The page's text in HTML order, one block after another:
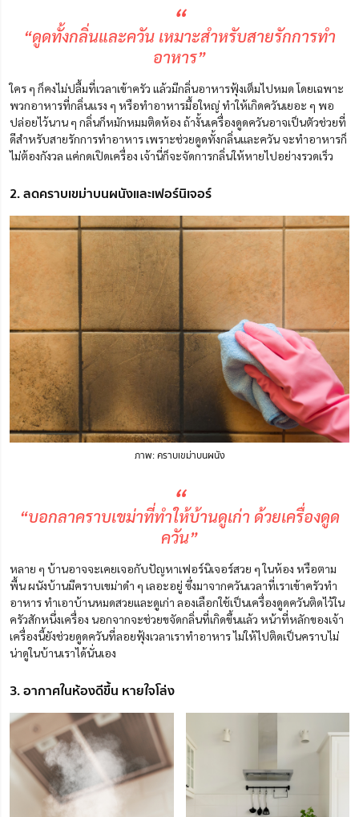
“
“ดูดทั้งกลิ่นและควัน เหมาะสำหรับสายรักการทำ
อาหาร”
ใคร ๆ ก็คงไม่ปลื้มที่เวลาเข้าครัว แล้วมีกลิ่นอาหารฟุ้งเต็มไปหมด โดยเฉพาะ
พวกอาหารที่กลิ่นแรง ๆ หรือทำอาหารมื้อใหญ่ ทำให้เกิดควันเยอะ ๆ พอ
ปล่อยไว้นาน ๆ กลิ่นก็หมักหมมติดห้อง ถ้างั้นเครื่องดูดควันอาจเป็นตัวช่วยที่
ดีสำหรับสายรักการทำอาหาร เพราะช่วยดูดทั้งกลิ่นและควัน จะทำอาหารก็
ไม่ต้องกังวล แค่กดเปิดเครื่อง เจ้านี่ก็จะจัดการกลิ่นให้หายไปอย่างรวดเร็ว
2. ลดคราบเขม่าบนผนังและเฟอร์นิเจอร์
ภาพ: คราบเขม่าบนผนัง
“
“บอกลาคราบเขม่าที่ทำให้บ้านดูเก่า ด้วยเครื่องดูด
ควัน”
หลาย ๆ บ้านอาจจะเคยเจอกับปัญหาเฟอร์นิเจอร์สวย ๆ ในห้อง หรือตาม
พื้น ผนังบ้านมีคราบเขม่าดำ ๆ เลอะอยู่ ซึ่งมาจากควันเวลาที่เราเข้าครัวทำ
อาหาร ทำเอาบ้านหมดสวยและดูเก่า ลองเลือกใช้เป็นเครื่องดูดควันติดไว้ใน
ครัวสักหนึ่งเครื่อง นอกจากจะช่วยขจัดกลิ่นที่เกิดขึ้นแล้ว หน้าที่หลักของเจ้า
เครื่องนี้ยังช่วยดูดควันที่ลอยฟุ้งเวลาเราทำอาหาร ไม่ให้ไปติดเป็นคราบไม่
น่าดูในบ้านเราได้นั่นเอง
3. อากาศในห้องดีขึ้น หายใจโล่ง